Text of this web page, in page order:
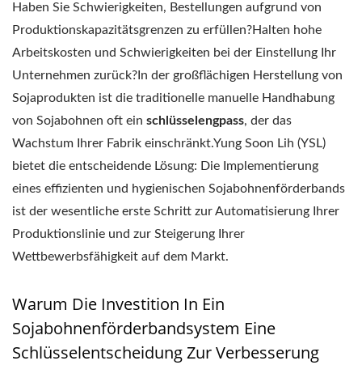
Haben Sie Schwierigkeiten, Bestellungen aufgrund von
Produktionskapazitätsgrenzen zu erfüllen?Halten hohe
Arbeitskosten und Schwierigkeiten bei der Einstellung Ihr
Unternehmen zurück?In der großflächigen Herstellung von
Sojaprodukten ist die traditionelle manuelle Handhabung
von Sojabohnen oft ein schlüsselengpass, der das
Wachstum Ihrer Fabrik einschränkt.Yung Soon Lih (YSL)
bietet die entscheidende Lösung: Die Implementierung
eines effizienten und hygienischen Sojabohnenförderbands
ist der wesentliche erste Schritt zur Automatisierung Ihrer
Produktionslinie und zur Steigerung Ihrer
Wettbewerbsfähigkeit auf dem Markt.
Warum Die Investition In Ein
Sojabohnenförderbandsystem Eine
Schlüsselentscheidung Zur Verbesserung